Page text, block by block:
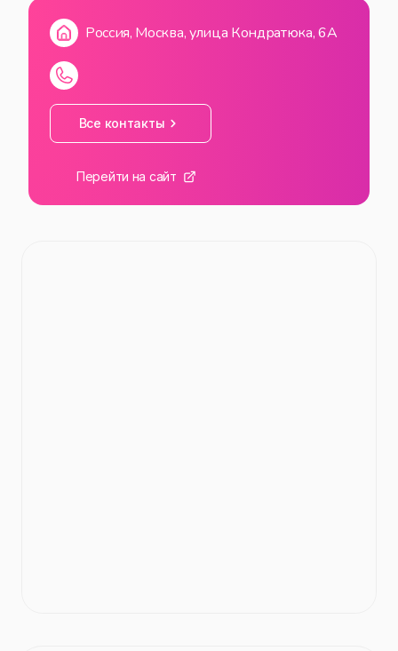
Россия, Москва, улица Кондратюка, 6А
Все контакты
Перейти на сайт